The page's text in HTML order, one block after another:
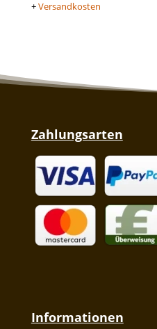
+Versandkosten
Zahlungsarten
Informationen